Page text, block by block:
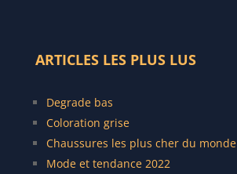
ARTICLES LES PLUS LUS
Degrade bas
Coloration grise
Chaussures les plus cher du monde
Mode et tendance 2022